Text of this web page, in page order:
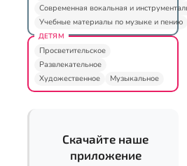
Современная вокальная и
Учебные материалы по музыке и пению
ДЕТЯМ
Просветительское
Развлекательное
Художественное
Музыкальное
Скачайте наше
приложение